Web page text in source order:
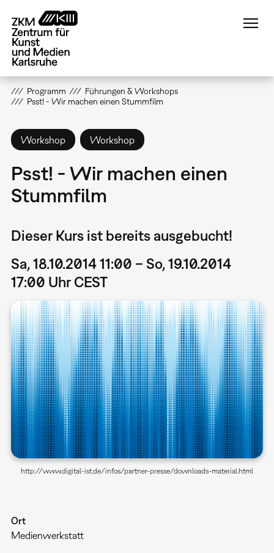
zum
Inhalt
Programm
Führungen & Workshops
Psst! - Wir machen einen Stummfilm
Workshop Workshop
Psst! - Wir machen einen
Stummfilm
Dieser Kurs ist bereits ausgebucht!
Sa, 18.10.2014 11:00 – So, 19.10.2014
17:00 Uhr CEST
http://www.digital-ist.de/infos/partner-presse/downloads-material.html
Ort
Medienwerkstatt